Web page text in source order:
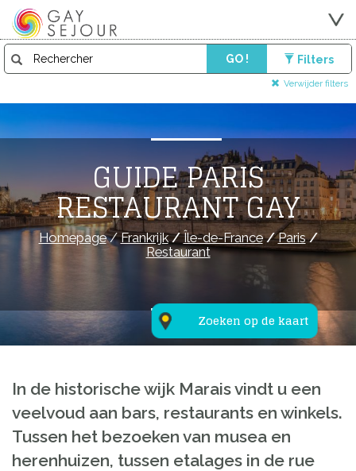
GO ! Filters
Verwijder filters
Zoeken op de kaart
GUIDE PARIS
RESTAURANT GAY
Homepage/Frankrijk/Île-de-France/Paris/
Restaurant
In de historische wijk Marais vindt u een
veelvoud aan bars, restaurants en winkels.
Tussen het bezoeken van musea en
herenhuizen, tussen etalages in de rue